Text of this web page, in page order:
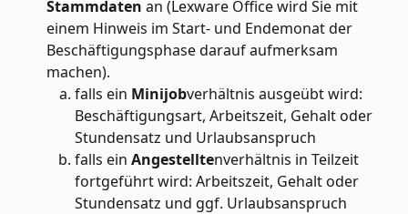
Stammdaten an (Lexware Office wird Sie mit
einem Hinweis im Start- und Endemonat der
Beschäftigungsphase darauf aufmerksam
machen).
falls ein Minijobverhältnis ausgeübt wird:
Beschäftigungsart, Arbeitszeit, Gehalt oder
Stundensatz und Urlaubsanspruch
falls ein Angestelltenverhältnis in Teilzeit
fortgeführt wird: Arbeitszeit, Gehalt oder
Stundensatz und ggf. Urlaubsanspruch